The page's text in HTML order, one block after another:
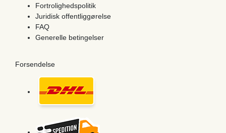
Fortrolighedspolitik
Juridisk offentliggørelse
FAQ
Generelle betingelser
Forsendelse